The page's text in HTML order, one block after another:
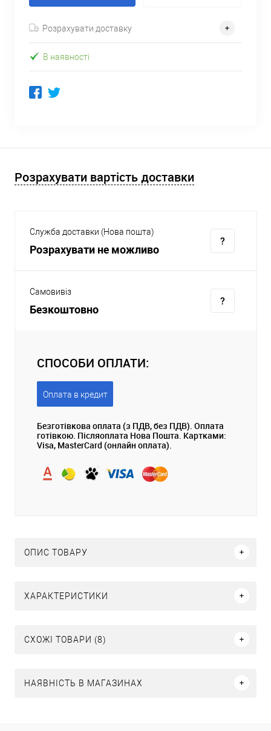
Розрахувати доставку
В наявності
Розрахувати вартість доставки
Служба доставки (Нова пошта)
Розрахувати не можливо
Самовивіз
Безкоштовно
СПОСОБИ ОПЛАТИ:
Оплата в кредит
Безготівкова оплата (з ПДВ, без ПДВ). Оплата
готівкою. Післяоплата Нова Пошта. Картками:
Visa, MasterCard (онлайн оплата).
ОПИС ТОВАРУ
ХАРАКТЕРИСТИКИ
СХОЖІ ТОВАРИ (8)
НАЯВНІСТЬ В МАГАЗИНАХ